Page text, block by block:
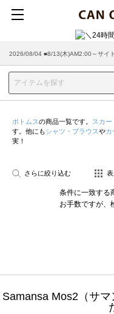
2026/08/04 ■8/13(木)AM2:00～サイ
ボトムスの商品一覧です。 スカー
す。他にもシャツ・ブラウスやカ
実！
さらに絞り込む
条件に一致する
お手数ですが、
Samansa Mos2（サ